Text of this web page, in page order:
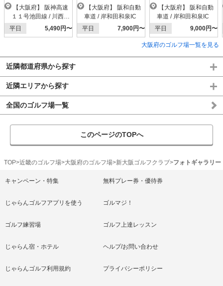
１１号池田線 / 川西小
花IC
平日 5,490円〜
車道 / 岸和田和泉IC
平日
7,900円〜
車道 / 岸和田和泉IC
平日
9,000円〜
大阪府のゴルフ場一覧を見る
近隣都道府県から探す
近隣エリアから探す
全国のゴルフ場一覧
このページのTOPへ
TOP 近畿のゴルフ場 大阪府のゴルフ場 新大阪ゴルフクラブ フォトギャラリー
キャンペーン・特集 無料プレー券・優待券
じゃらんゴルフアプリを使う ゴルマジ！
ゴルフ練習場 ゴルフ上達レッスン
じゃらん宿・ホテル ヘルプ/お問い合わせ
じゃらんゴルフ利用規約 プライバシーポリシー